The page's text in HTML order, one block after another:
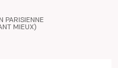
PARISIENNE
MIEUX)